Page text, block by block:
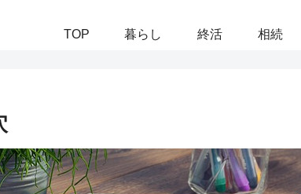
TOP 暮らし 終活 相続